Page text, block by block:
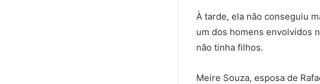
À tarde, ela não conseguiu
um dos homens envolvidos
não tinha filhos.
Meire Souza, esposa de